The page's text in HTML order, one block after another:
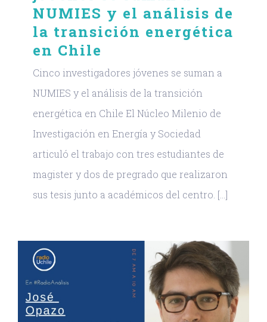
NUMIES y el análisis de
la transición energética
en Chile
Cinco investigadores jóvenes se suman a
NUMIES y el análisis de la transición
energética en Chile El Núcleo Milenio de
Investigación en Energía y Sociedad
articuló el trabajo con tres estudiantes de
magister y dos de pregrado que realizaron
sus tesis junto a académicos del centro. [...]